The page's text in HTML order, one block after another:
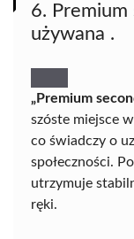
6. Premium
używana .
„Premium
szóste miejsce
co świadczy o
społeczności.
utrzymuje
ręki.